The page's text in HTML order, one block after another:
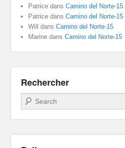
Patrice dansCamino del Norte-15
Patrice dansCamino del Norte-15
Will
dansCamino del Norte-15
Marine dansCamino del Norte-15
Rechercher
Recherche